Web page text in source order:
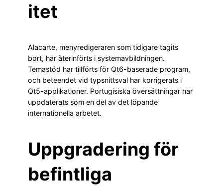
itet
Alacarte, menyredigeraren som tidigare tagits
bort, har återinförts i systemavbildningen.
Temastöd har tillförts för Qt6-baserade program,
och beteendet vid typsnittsval har korrigerats i
Qt5-applikationer. Portugisiska översättningar har
uppdaterats som en del av det löpande
internationella arbetet.
Uppgradering för
befintliga